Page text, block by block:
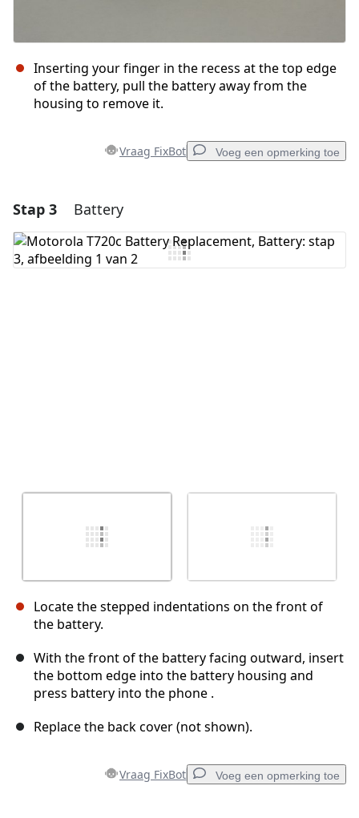
Inserting your finger in the recess at the top edge
of the battery, pull the battery away from the
housing to remove it.
Vraag FixBot Voeg een opmerking toe
Voeg opmerking toe
Stap 3 Battery
Locate the stepped indentations on the front of
the battery.
With the front of the battery facing outward, insert
the bottom edge into the battery housing and
press battery into the phone .
Replace the back cover (not shown).
Vraag FixBot Voeg een opmerking toe